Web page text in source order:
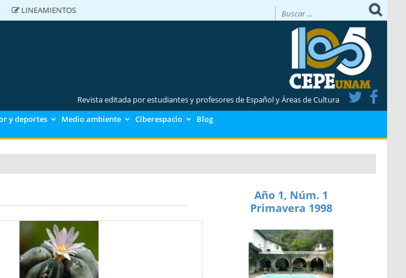
LINEAMIENTOS
Revista editada por estudiantes y profesores de Español y Áreas de Cultura
y deportes Medio ambiente Ciberespacio Blog
Año 1, Núm. 1
Primavera 1998